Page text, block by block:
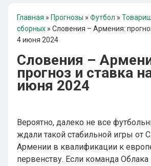
Главная » Прогнозы » Футбол »
сборных » Словения – Армения:
4 июня 2024
Словения –
прогноз и ставка
июня 2024
Вероятно, далеко не все
ждали такой стабильной игры от
Армении в квалификации к
первенству. Если команда Облака